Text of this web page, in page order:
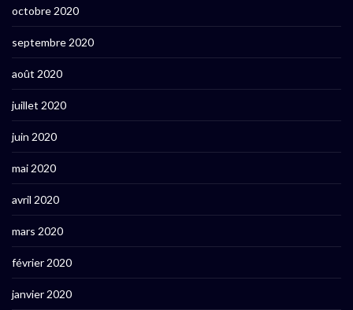
octobre 2020
septembre 2020
août 2020
juillet 2020
juin 2020
mai 2020
avril 2020
mars 2020
février 2020
janvier 2020